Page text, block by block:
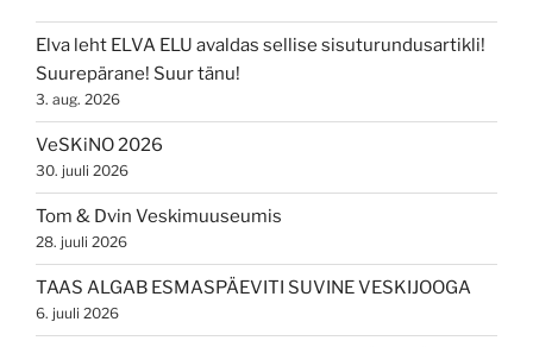
Elva leht ELVA ELU avaldas sellise sisuturundusartikli!
Suurepärane! Suur tänu!
3. aug. 2026
VeSKiNO 2026
30. juuli 2026
Tom & Dvin Veskimuuseumis
28. juuli 2026
TAAS ALGAB ESMASPÄEVITI SUVINE VESKIJOOGA
6. juuli 2026